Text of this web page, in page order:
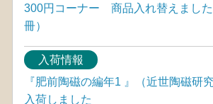
300円コーナー 商品入れ替えまし
冊）
入荷情報
『肥前陶磁の編年1 』（近世陶磁研
入荷しました